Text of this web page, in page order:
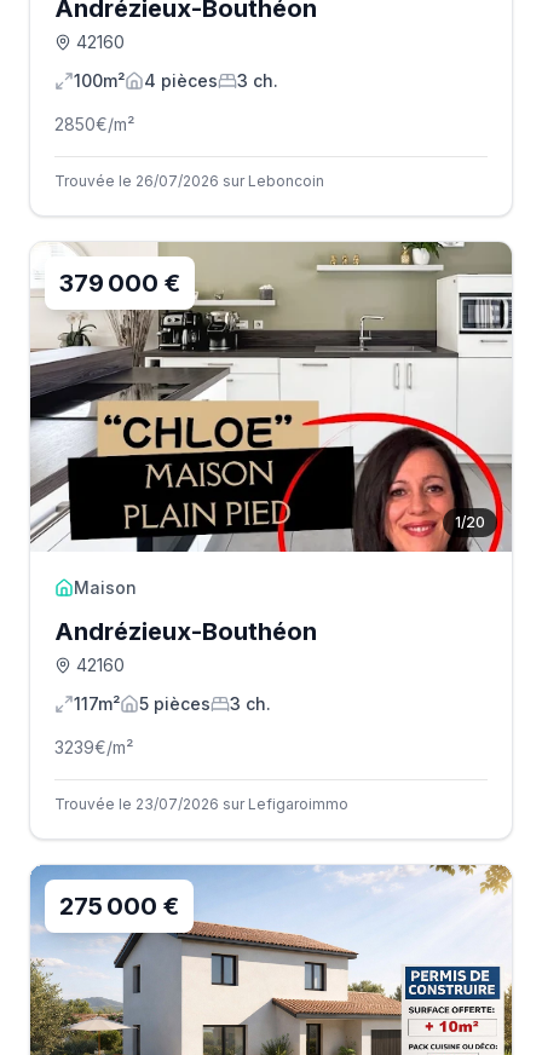
Andrézieux-Bouthéon
42160
100m²
4 pièces 3 ch.
2850€/m²
Trouvée le 26/07/2026 sur Leboncoin
1/20
379 000 €
Maison
Andrézieux-Bouthéon
42160
117m²
5 pièces 3 ch.
3239€/m²
Trouvée le 23/07/2026 sur Lefigaroimmo
275 000 €